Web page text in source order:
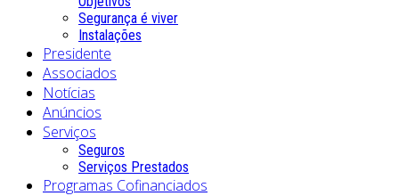
Segurança é viver
Instalações
Presidente
Associados
Notícias
Anúncios
Serviços
Seguros
Serviços Prestados
Programas Cofinanciados